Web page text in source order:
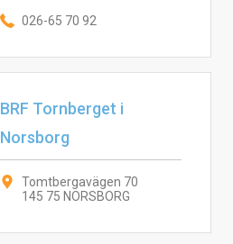
026-65 70 92
BRF Tornberget i
Norsborg
Tomtbergavägen 70
145 75 NORSBORG